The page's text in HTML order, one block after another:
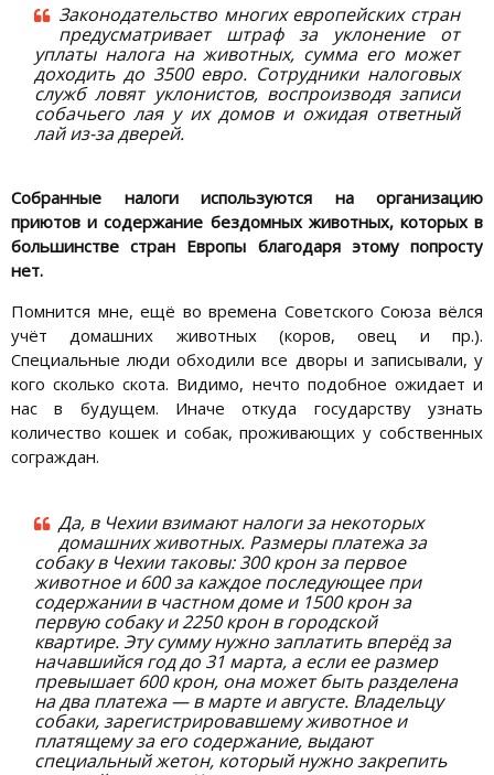
Законодательство многих европейских стран
предусматривает штраф за уклонение от
уплаты налога на животных, сумма его может
доходить до 3500 евро. Сотрудники налоговых
служб ловят уклонистов, воспроизводя записи
собачьего лая у их домов и ожидая ответный
лай из-за дверей.
Собранные налоги используются на организацию
приютов и содержание бездомных животных, которых в
большинстве стран Европы благодаря этому попросту
нет.
Помнится мне, ещё во времена Советского Союза вёлся
учёт домашних животных (коров, овец и пр.).
Специальные люди обходили все дворы и записывали, у
кого сколько скота. Видимо, нечто подобное ожидает и
нас в будущем. Иначе откуда государству узнать
количество кошек и собак, проживающих у собственных
сограждан.
Да, в Чехии взимают налоги за некоторых
домашних животных. Размеры платежа за
собаку в Чехии таковы: 300 крон за первое
животное и 600 за каждое последующее при
содержании в частном доме и 1500 крон за
первую собаку и 2250 крон в городской
квартире. Эту сумму нужно заплатить вперёд за
начавшийся год до 31 марта, а если ее размер
превышает 600 крон, она может быть разделена
на два платежа — в марте и августе. Владельцу
собаки, зарегистрировавшему животное и
платящему за его содержание, выдают
специальный жетон, который нужно закрепить